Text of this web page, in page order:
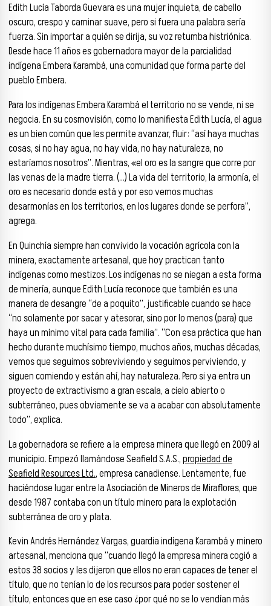
Edith Lucía Taborda Guevara es una mujer inquieta, de cabello
oscuro, crespo y caminar suave, pero si fuera una palabra sería
fuerza. Sin importar a quién se dirija, su voz retumba histriónica.
Desde hace 11 años es gobernadora mayor de la parcialidad
indígena Embera Karambá, una comunidad que forma parte del
pueblo Embera.
Para los indígenas Embera Karambá el territorio no se vende, ni se
negocia. En su cosmovisión, como lo manifiesta Edith Lucía, el agua
es un bien común que les permite avanzar, fluir: “así haya muchas
cosas, si no hay agua, no hay vida, no hay naturaleza, no
estaríamos nosotros”. Mientras, «el oro es la sangre que corre por
las venas de la madre tierra. (…) La vida del territorio, la armonía, el
oro es necesario donde está y por eso vemos muchas
desarmonías en los territorios, en los lugares donde se perfora”,
agrega.
En Quinchía siempre han convivido la vocación agrícola con la
minera, exactamente artesanal, que hoy practican tanto
indígenas como mestizos. Los indígenas no se niegan a esta forma
de minería, aunque Edith Lucía reconoce que también es una
manera de desangre “de a poquito”, justificable cuando se hace
“no solamente por sacar y atesorar, sino por lo menos (para) que
haya un mínimo vital para cada familia”. “Con esa práctica que han
hecho durante muchísimo tiempo, muchos años, muchas décadas,
vemos que seguimos sobreviviendo y seguimos perviviendo, y
siguen comiendo y están ahí, hay naturaleza. Pero si ya entra un
proyecto de extractivismo a gran escala, a cielo abierto o
subterráneo, pues obviamente se va a acabar con absolutamente
todo”, explica.
La gobernadora se refiere a la empresa minera que llegó en 2009 al
municipio. Empezó llamándose Seafield S.A.S.,propiedad de
Seafield Resources Ltd., empresa canadiense. Lentamente, fue
haciéndose lugar entre la Asociación de Mineros de Miraflores, que
desde 1987 contaba con un título minero para la explotación
subterránea de oro y plata.
Kevin Andrés Hernández Vargas, guardia indígena Karambá y minero
artesanal, menciona que “cuando llegó la empresa minera cogió a
estos 38 socios y les dijeron que ellos no eran capaces de tener el
título, que no tenían lo de los recursos para poder sostener el
título, entonces que en ese caso ¿por qué no se lo vendían más